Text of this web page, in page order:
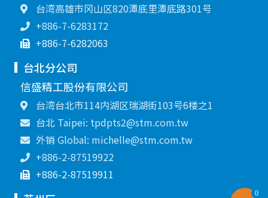
台湾高雄市冈山区820潭底里潭底路301号
+886-7-6283172
+886-7-6282063
台北分公司
信盛精工股份有限公司
台湾台北市114内湖区瑞湖街103号6楼之1
台北 Taipei: tpdpts2@stm.com.tw
外销 Global: michelle@stm.com.tw
+886-2-87519922
+886-2-87519911
0